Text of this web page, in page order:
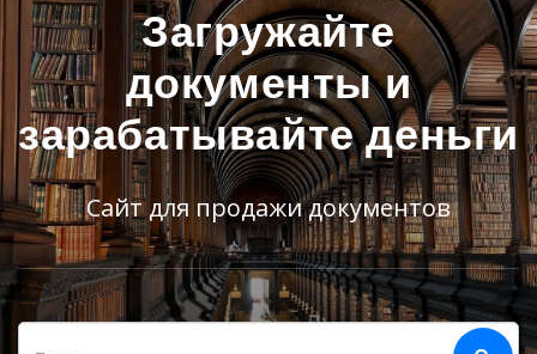
Загружайте
документы и
зарабатывайте деньги
Сайт для продажи документов